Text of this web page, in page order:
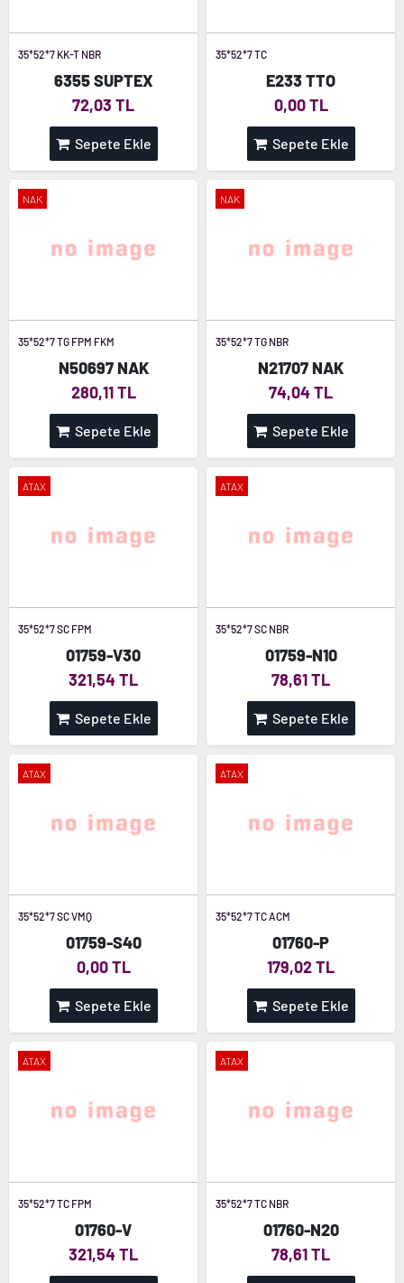
35*52*7 KK-T NBR
6355 SUPTEX
72,03 TL
Sepete Ekle
35*52*7 TC
E233 TTO
0,00 TL
Sepete Ekle
NAK
35*52*7 TG FPM FKM
N50697 NAK
280,11 TL
Sepete Ekle
NAK
35*52*7 TG NBR
N21707 NAK
74,04 TL
Sepete Ekle
ATAX
35*52*7 SC FPM
01759-V30
321,54 TL
Sepete Ekle
ATAX
35*52*7 SC NBR
01759-N10
78,61 TL
Sepete Ekle
ATAX
35*52*7 SC VMQ
01759-S40
0,00 TL
Sepete Ekle
ATAX
35*52*7 TC ACM
01760-P
179,02 TL
Sepete Ekle
ATAX
35*52*7 TC FPM
01760-V
321,54 TL
ATAX
35*52*7 TC NBR
01760-N20
78,61 TL